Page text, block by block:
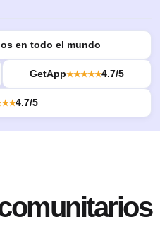
en todo el mundo
GetApp★★★★★4.7/5
4.7/5